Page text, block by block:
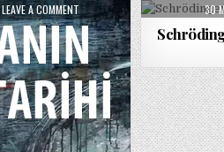
LEAVE A COMMENTON
ZAMANIN
KISA
TARIHI
/
STEPHEN
W.
HAWKING
30